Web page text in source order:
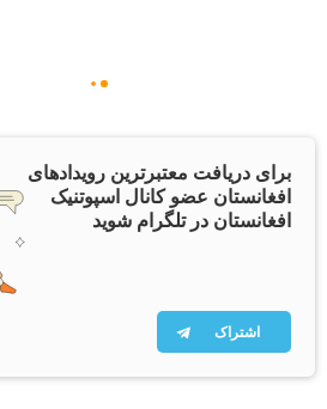
برای دریافت معتبرترین رویدادهای
افغانستان عضو کانال اسپوتنیک
افغانستان در تلگرام شوید
اشتراک